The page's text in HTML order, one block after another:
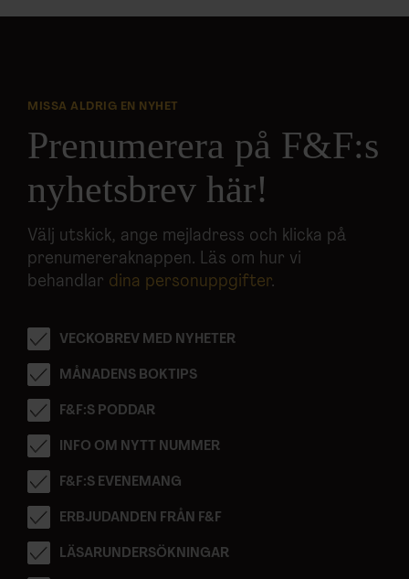
MISSA ALDRIG EN NYHET
Prenumerera på F&F:s
nyhetsbrev här!
Välj utskick, ange mejladress och klicka på
prenumereraknappen. Läs om hur vi
behandlar dina personuppgifter.
VECKOBREV MED NYHETER
MÅNADENS BOKTIPS
F&F:S PODDAR
INFO OM NYTT NUMMER
F&F:S EVENEMANG
ERBJUDANDEN FRÅN F&F
LÄSARUNDERSÖKNINGAR